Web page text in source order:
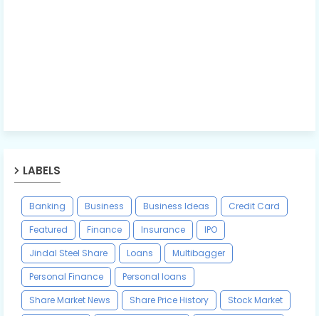
LABELS
Banking Business Business Ideas
Credit Card
Featured
Finance Insurance
IPO
Jindal Steel Share
Loans
Multibagger
Personal Finance
Personal loans
Share Market News
Share Price History
Stock Market